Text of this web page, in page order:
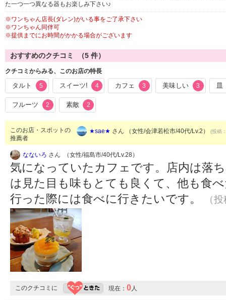
た一つ一つ異なる器もお楽しみ下さい♪
※ワンちゃん店長(ダレン)がいる事をご了承下さい
※ワンちゃん同伴可
※提供までにお時間がかかる場合がございます
おすすめのクチコミ （5 件）
クチコミからみる、このお店の特長
タルト 5 スイーツ! 4 カフェ 3 美味しい 3 皿
フルーツ 2 素敵 2
このお店・スポットの
推薦者
★sae★ さん （女性/会津若松市/40代/Lv.2） (投稿
なないろ さん （女性/福島市/40代/Lv.28）
気になっていたカフェです。店内は落
は見た目も味もとても良くて、他も食
行った際には食べに行きたいです。
（
このクチコミに 現在： 0人